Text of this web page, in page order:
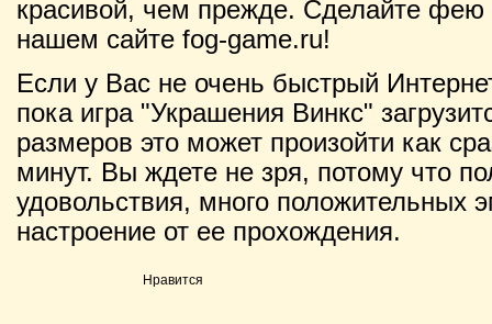
красивой, чем прежде. Сделайте фею
нашем сайте fog-game.ru!
Если у Вас не очень быстрый
пока игра "Украшения Винкс"
размеров это может произойти как
минут. Вы ждете не зря, потому что
удовольствия, много положительных
настроение от ее прохождения.
Нравится